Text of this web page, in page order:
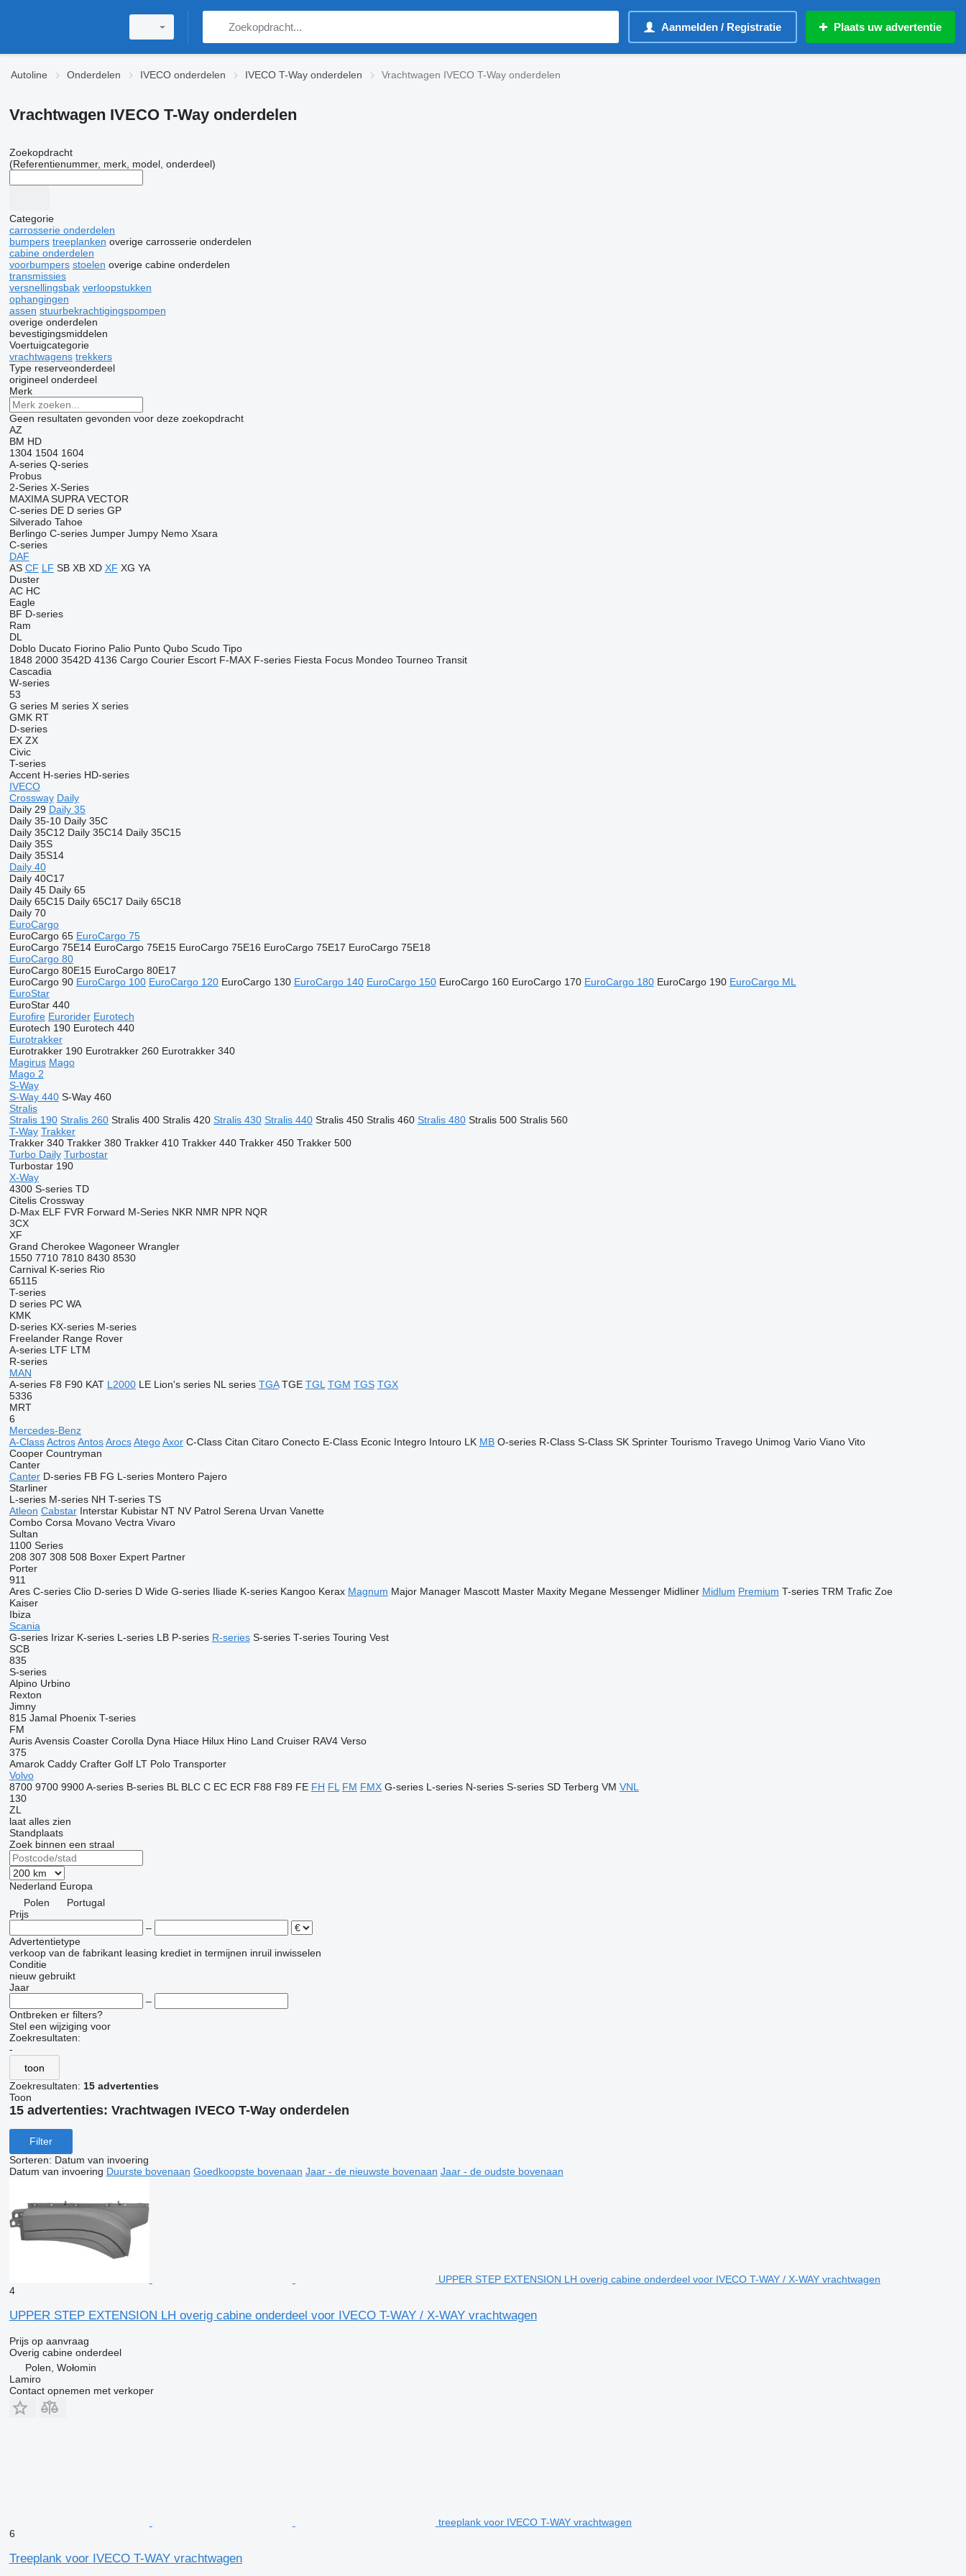
Aanmelden / Registratie Plaats uw advertentie
Autoline Onderdelen IVECO onderdelen IVECO T-Way onderdelen Vrachtwagen IVECO T-Way onderdelen
Vrachtwagen IVECO T-Way onderdelen
Zoekopdracht
(Referentienummer, merk, model, onderdeel)
Categorie
carrosserie onderdelen
bumpers treeplanken overige carrosserie onderdelen
cabine onderdelen
voorbumpers stoelen overige cabine onderdelen
transmissies
versnellingsbak verloopstukken
ophangingen
assen stuurbekrachtigingspompen
overige onderdelen
bevestigingsmiddelen
Voertuigcategorie
vrachtwagens trekkers
Type reserveonderdeel
origineel onderdeel
Merk
Geen resultaten gevonden voor deze zoekopdracht
AZ
BM HD
1304 1504 1604
A-series Q-series
Probus
2-Series X-Series
MAXIMA SUPRA VECTOR
C-series DE D series GP
Silverado Tahoe
Berlingo C-series Jumper Jumpy Nemo Xsara
C-series
DAF
AS CF LF SB XB XD XF XG YA
Duster
AC HC
Eagle
BF D-series
Ram
DL
Doblo Ducato Fiorino Palio Punto Qubo Scudo Tipo
1848 2000 3542D 4136 Cargo Courier Escort F-MAX F-series Fiesta Focus Mondeo Tourneo Transit
Cascadia
W-series
53
G series M series X series
GMK RT
D-series
EX ZX
Civic
T-series
Accent H-series HD-series
IVECO
Crossway Daily
Daily 29 Daily 35
Daily 35-10 Daily 35C
Daily 35C12 Daily 35C14 Daily 35C15
Daily 35S
Daily 35S14
Daily 40
Daily 40C17
Daily 45 Daily 65
Daily 65C15 Daily 65C17 Daily 65C18
Daily 70
EuroCargo
EuroCargo 65 EuroCargo 75
EuroCargo 75E14 EuroCargo 75E15 EuroCargo 75E16 EuroCargo 75E17 EuroCargo 75E18
EuroCargo 80
EuroCargo 80E15 EuroCargo 80E17
EuroCargo 90 EuroCargo 100 EuroCargo 120 EuroCargo 130 EuroCargo 140 EuroCargo 150 EuroCargo 160 EuroCargo 170 EuroCargo 180 EuroCargo 190 EuroCargo ML
EuroStar
EuroStar 440
Eurofire Eurorider Eurotech
Eurotech 190 Eurotech 440
Eurotrakker
Eurotrakker 190 Eurotrakker 260 Eurotrakker 340
Magirus Mago
Mago 2
S-Way
S-Way 440 S-Way 460
Stralis
Stralis 190 Stralis 260 Stralis 400 Stralis 420 Stralis 430 Stralis 440 Stralis 450 Stralis 460 Stralis 480 Stralis 500 Stralis 560
T-Way Trakker
Trakker 340 Trakker 380 Trakker 410 Trakker 440 Trakker 450 Trakker 500
Turbo Daily Turbostar
Turbostar 190
X-Way
4300 S-series TD
Citelis Crossway
D-Max ELF FVR Forward M-Series NKR NMR NPR NQR
3CX
XF
Grand Cherokee Wagoneer Wrangler
1550 7710 7810 8430 8530
Carnival K-series Rio
65115
T-series
D series PC WA
KMK
D-series KX-series M-series
Freelander Range Rover
A-series LTF LTM
R-series
MAN
A-series F8 F90 KAT L2000 LE Lion's series NL series TGA TGE TGL TGM TGS TGX
5336
MRT
6
Mercedes-Benz
A-Class Actros Antos Arocs Atego Axor C-Class Citan Citaro Conecto E-Class Econic Integro Intouro LK MB O-series R-Class S-Class SK Sprinter Tourismo Travego Unimog Vario Viano Vito
Cooper Countryman
Canter
Canter D-series FB FG L-series Montero Pajero
Starliner
L-series M-series NH T-series TS
Atleon Cabstar Interstar Kubistar NT NV Patrol Serena Urvan Vanette
Combo Corsa Movano Vectra Vivaro
Sultan
1100 Series
208 307 308 508 Boxer Expert Partner
Porter
911
Ares C-series Clio D-series D Wide G-series Iliade K-series Kangoo Kerax Magnum Major Manager Mascott Master Maxity Megane Messenger Midliner Midlum Premium T-series TRM Trafic Zoe
Kaiser
Ibiza
Scania
G-series Irizar K-series L-series LB P-series R-series S-series T-series Touring Vest
SCB
835
S-series
Alpino Urbino
Rexton
Jimny
815 Jamal Phoenix T-series
FM
Auris Avensis Coaster Corolla Dyna Hiace Hilux Hino Land Cruiser RAV4 Verso
375
Amarok Caddy Crafter Golf LT Polo Transporter
Volvo
8700 9700 9900 A-series B-series BL BLC C EC ECR F88 F89 FE FH FL FM FMX G-series L-series N-series S-series SD Terberg VM VNL
130
ZL
laat alles zien
Standplaats
Zoek binnen een straal
Nederland Europa
Polen
Portugal
Prijs
–
Advertentietype
verkoop van de fabrikant leasing krediet in termijnen inruil inwisselen
Conditie
nieuw gebruikt
Jaar
–
Ontbreken er filters?
Stel een wijziging voor
Zoekresultaten:
-
toon
Zoekresultaten: 15 advertenties
Toon
15 advertenties: Vrachtwagen IVECO T-Way onderdelen
Filter
Sorteren: Datum van invoering
Datum van invoering Duurste bovenaan Goedkoopste bovenaan Jaar - de nieuwste bovenaan Jaar - de oudste bovenaan
UPPER STEP EXTENSION LH overig cabine onderdeel voor IVECO T-WAY / X-WAY vrachtwagen
4
UPPER STEP EXTENSION LH overig cabine onderdeel voor IVECO T-WAY / X-WAY vrachtwagen
Prijs op aanvraag
Overig cabine onderdeel
Polen, Wołomin
Lamiro
Contact opnemen met verkoper
treeplank voor IVECO T-WAY vrachtwagen
6
Treeplank voor IVECO T-WAY vrachtwagen